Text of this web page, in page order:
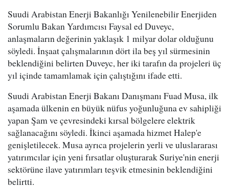
Suudi Arabistan Enerji Bakanlığı Yenilenebilir Enerjiden
Sorumlu Bakan Yardımcısı Faysal ed Duveyc,
anlaşmaların değerinin yaklaşık 1 milyar dolar olduğunu
söyledi. İnşaat çalışmalarının dört ila beş yıl sürmesinin
beklendiğini belirten Duveyc, her iki tarafın da projeleri üç
yıl içinde tamamlamak için çalıştığını ifade etti.
Suudi Arabistan Enerji Bakanı Danışmanı Fuad Musa, ilk
aşamada ülkenin en büyük nüfus yoğunluğuna ev sahipliği
yapan Şam ve çevresindeki kırsal bölgelere elektrik
sağlanacağını söyledi. İkinci aşamada hizmet Halep'e
genişletilecek. Musa ayrıca projelerin yerli ve uluslararası
yatırımcılar için yeni fırsatlar oluşturarak Suriye'nin enerji
sektörüne ilave yatırımları teşvik etmesinin beklendiğini
belirtti.